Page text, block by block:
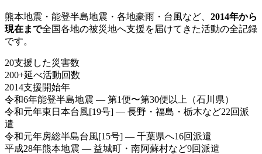
熊本地震・能登半島地震・各地豪雨・台風など、 2014年から
現在まで全国各地の被災地へ支援を届けてきた活動の全記録
です。
20支援した災害数
200+延べ活動回数
2014支援開始年
令和6年能登半島地震 — 第1便〜第30便以上（石川県）
令和元年東日本台風[19号] — 長野・福島・栃木など22回派
遣
令和元年房総半島台風[15号] — 千葉県へ16回派遣
平成28年熊本地震 — 益城町・南阿蘇村など9回派遣